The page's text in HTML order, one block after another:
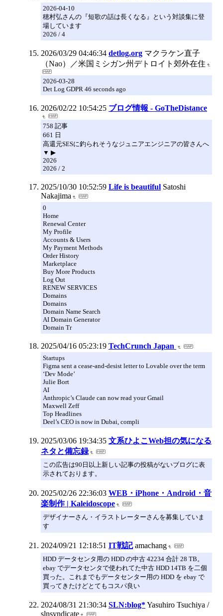
2026-04-10
穂村弘さんの『短歌の話は長くなる』という対談集に登
場しています
2026 / 4
2026/03/29 04:46:34 detlog.org マクラケン直子
（Nao）／米国ミシガン州デトロイト郊外在住
2026-03-28
Det Log GDPR 46 seconds ago
2026/02/22 10:54:25 ブログ情報 - GoTheDistance
758 記事
661 日
高還元SESに釣られそうなジュニアエンジニアの皆さんへ
▼ ▶
2026
2026 / 2
2025/10/30 10:52:59 Life is beautiful Satoshi
Nakajima
0
Home
Renewal Center
My Profile
Accounts & Users
My Payment Methods
Order History
Marketplace
Buy More Products
Log Out
RENEW SERVICES
Domains
Domains
Domain Name Search
AI Domain Generator
Domain Tr
2025/04/16 05:23:19 TechCrunch Japan
Startups
Figma sent a cease-and-desist letter to Lovable over the term
‘Dev Mode’
Julie Bort
AI
Anthropic’s Claude can now read your Gmail
Maxwell Zeff
Top Headlines
Deel’s CEO is now in Dubai, compli
2025/03/06 19:34:35 文系ひよこWeb担の気になる
ネタと備忘録
この広告は90日以上新しい記事の投稿がないブログに表
示されております。
2025/02/26 22:36:03 WEB・iPhone・Android・音
楽制作 | Kaleidoscope
デザイナーさん・イラストレーターさんを募集していま
す
2024/09/21 12:18:51 IT戦記 amachang
HDD データセンタ用の HDD の中古 42234 合計 28 TB。
ebay でデータセンタで使われてた中古 HDD 14TB を二個
買った。これまでもデータセンター用の HDD を ebay で
買ってきたけどとてもコスパ良い
2024/08/31 21:30:34 SLN:blog*Yasuhiro Tsuchiya /
slnsyndicate